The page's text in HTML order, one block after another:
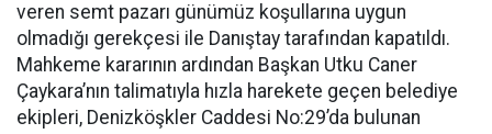
veren semt pazarı günümüz koşullarına uygun
olmadığı gerekçesi ile Danıştay tarafından kapatıldı.
Mahkeme kararının ardından Başkan Utku Caner
Çaykara’nın talimatıyla hızla harekete geçen belediye
ekipleri, Denizköşkler Caddesi No:29’da bulunan